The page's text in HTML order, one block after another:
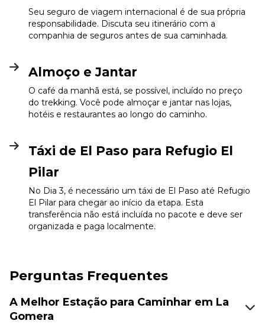
Seu seguro de viagem internacional é de sua própria
responsabilidade. Discuta seu itinerário com a
companhia de seguros antes de sua caminhada.
Almoço e Jantar
O café da manhã está, se possível, incluído no preço
do trekking. Você pode almoçar e jantar nas lojas,
hotéis e restaurantes ao longo do caminho.
Táxi de El Paso para Refugio El
Pilar
No Dia 3, é necessário um táxi de El Paso até Refugio
El Pilar para chegar ao início da etapa. Esta
transferência não está incluída no pacote e deve ser
organizada e paga localmente.
Perguntas Frequentes
A Melhor Estação para Caminhar em La
Gomera